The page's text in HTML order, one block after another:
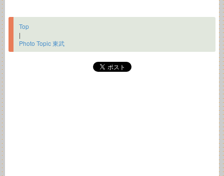
Top
|
Photo Topic 東武